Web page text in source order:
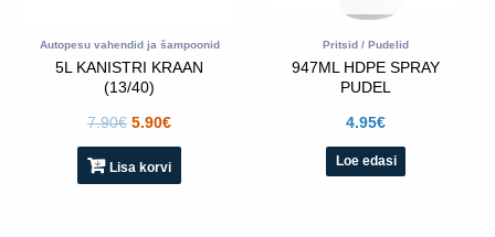
Autopesu vahendid ja šampoonid
5L KANISTRI KRAAN
(13/40)
7.90€ 5.90€
Lisa korvi
Pritsid / Pudelid
947ML HDPE SPRAY
PUDEL
4.95€
Loe edasi